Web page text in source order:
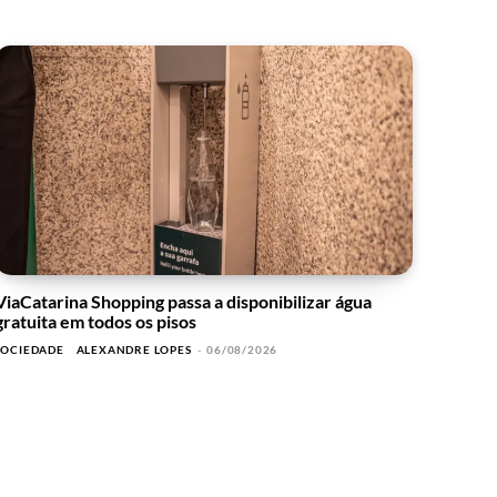
Shopping passa a disponibilizar água
em todos os pisos
ALEXANDRE LOPES - 06/08/2026